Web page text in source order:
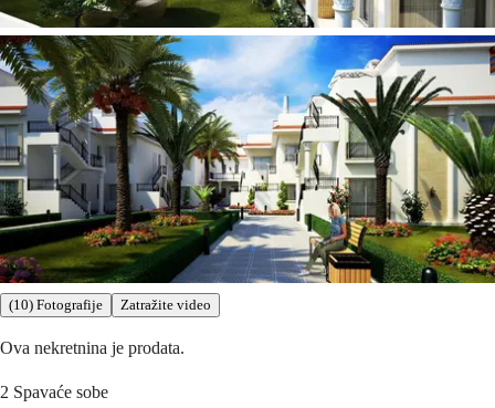
(10) Fotografije Zatražite video
Ova nekretnina je prodata.
2 Spavaće sobe